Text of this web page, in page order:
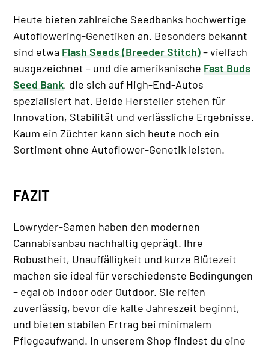
Heute bieten zahlreiche Seedbanks hochwertige
Autoflowering-Genetiken an. Besonders bekannt
sind etwa Flash Seeds (Breeder Stitch)– vielfach
ausgezeichnet – und die amerikanische Fast Buds
Seed Bank, die sich auf High-End-Autos
spezialisiert hat. Beide Hersteller stehen für
Innovation, Stabilität und verlässliche Ergebnisse.
Kaum ein Züchter kann sich heute noch ein
Sortiment ohne Autoflower-Genetik leisten.
FAZIT
Lowryder-Samen haben den modernen
Cannabisanbau nachhaltig geprägt. Ihre
Robustheit, Unauffälligkeit und kurze Blütezeit
machen sie ideal für verschiedenste Bedingungen
– egal ob Indoor oder Outdoor. Sie reifen
zuverlässig, bevor die kalte Jahreszeit beginnt,
und bieten stabilen Ertrag bei minimalem
Pflegeaufwand. In unserem Shop findest du eine